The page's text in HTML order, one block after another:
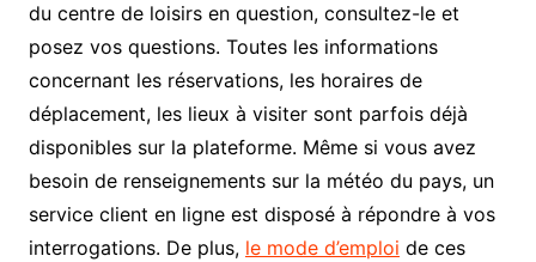
du centre de loisirs en question, consultez-le et
posez vos questions. Toutes les informations
concernant les réservations, les horaires de
déplacement, les lieux à visiter sont parfois déjà
disponibles sur la plateforme. Même si vous avez
besoin de renseignements sur la météo du pays, un
service client en ligne est disposé à répondre à vos
interrogations. De plus, le mode d’emploi de ces